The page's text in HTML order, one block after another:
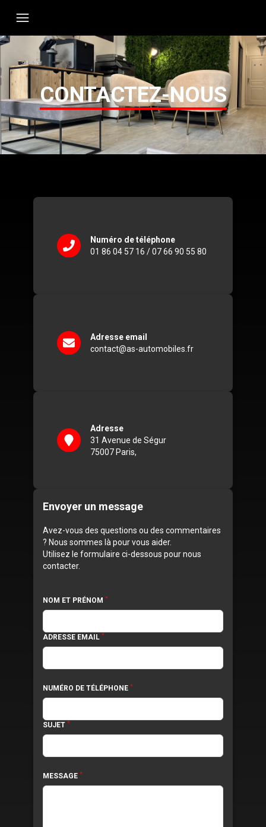
CONTACTEZ-NOUS
Numéro de téléphone
01 86 04 57 16 / 07 66 90 55 80
Adresse email
contact@as-automobiles.fr
Adresse
31 Avenue de Ségur
75007 Paris,
Envoyer un message
Avez-vous des questions ou des commentaires
? Nous sommes là pour vous aider.
Utilisez le formulaire ci-dessous pour nous
contacter.
NOM ET PRÉNOM *
ADRESSE EMAIL *
NUMÉRO DE TÉLÉPHONE *
SUJET *
MESSAGE *